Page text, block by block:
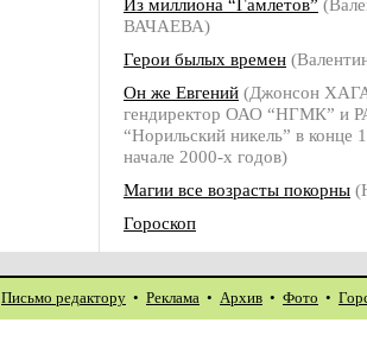
Из миллиона “Гамлетов”
ВАЧАЕВА)
Герои былых времен
Он же Евгений (Джонсон
гендиректор ОАО “НГМК” и
“Норильский никель” в конце
начале 2000-х годов)
Магии все возрасты покорны
Гороскоп
Письмо редактору • Реклама • Архив • Фото •